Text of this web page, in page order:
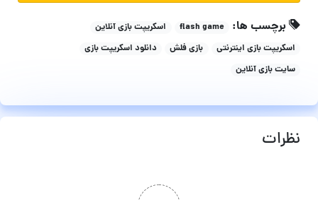
برچسب ها: flash game
اسکریپت بازی آنلاین
اسکریپت بازی اینترنتی
بازی فلش
دانلود اسکریپت بازی
سایت بازی آنلاین
نظرات